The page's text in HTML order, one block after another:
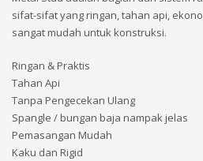
sifat-sifat yang ringan, tahan api,
sangat mudah untuk konstruksi.
Ringan & Praktis
Tahan Api
Tanpa Pengecekan Ulang
Spangle / bungan baja nampak jelas
Pemasangan Mudah
Kaku dan Rigid